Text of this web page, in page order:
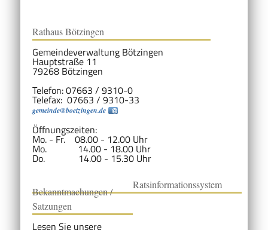
Rathaus Bötzingen
Gemeindeverwaltung Bötzingen
Hauptstraße 11
79268 Bötzingen
Telefon: 07663 / 9310-0
Telefax: 07663 / 9310-33
gemeinde@boetzingen.de
Öffnungszeiten:
Mo. - Fr. 08.00 - 12.00 Uhr
Mo. 14.00 - 18.00 Uhr
Do. 14.00 - 15.30 Uhr
Bekanntmachungen /
Satzungen
Lesen Sie unsere
Ratsinformationssystem